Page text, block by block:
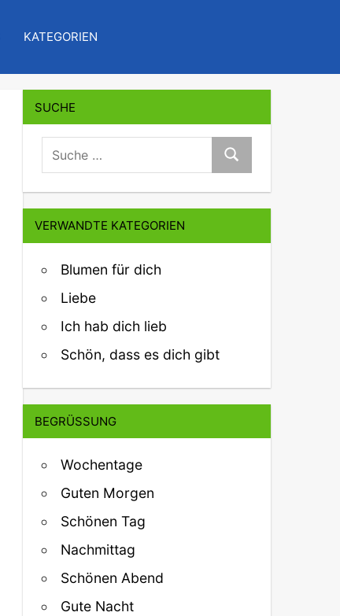
KATEGORIEN
SUCHE
suche:
Suche
VERWANDTE KATEGORIEN
Blumen für dich
Liebe
Ich hab dich lieb
Schön, dass es dich gibt
BEGRÜSSUNG
Wochentage
Guten Morgen
Schönen Tag
Nachmittag
Schönen Abend
Gute Nacht